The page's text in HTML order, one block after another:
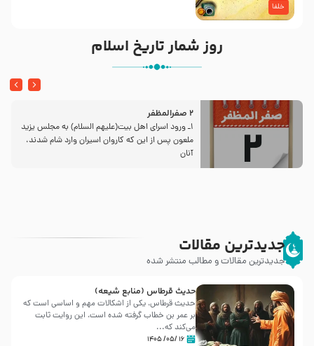
خلفا
روز شمار تاریخ اسلام
2 صفرالمظفر
1ـ ورود اسراى اهل بیت‌(علیهم السلام) به مجلس یزید
ملعون پس از این كه كاروان اسیران وارد شام شدند،
آنان
جدیدترین مقالات
جدیدترین مقالات و مطالب منتشر شده
حدیث قرطاس (منابع شیعه)
حدیث قرطاس، یکی از اشکالات مهم و اساسی است که
بر عمر بن خطاب گرفته شده است، این روایت ثابت
می‌کند که...
۱۶ /۰۵/ ۱۴۰۵